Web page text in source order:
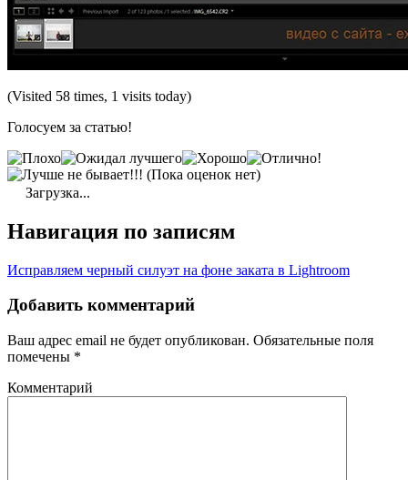
(Visited 58 times, 1 visits today)
Голосуем за статью!
(Пока оценок нет)
Загрузка...
Навигация по записям
Исправляем черный силуэт на фоне заката в Lightroom
Добавить комментарий
Ваш адрес email не будет опубликован. Обязательные поля
помечены *
Комментарий